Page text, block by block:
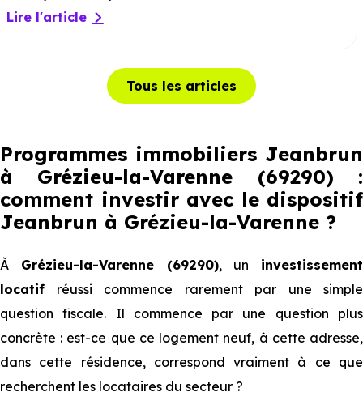
Lire l'article
Tous les articles
Programmes immobiliers Jeanbrun
à Grézieu-la-Varenne (69290) :
comment investir avec le dispositif
Jeanbrun à Grézieu-la-Varenne ?
À Grézieu-la-Varenne (69290), un investissement
locatif réussi commence rarement par une simple
question fiscale. Il commence par une question plus
concrète : est-ce que ce logement neuf, à cette adresse,
dans cette résidence, correspond vraiment à ce que
recherchent les locataires du secteur ?